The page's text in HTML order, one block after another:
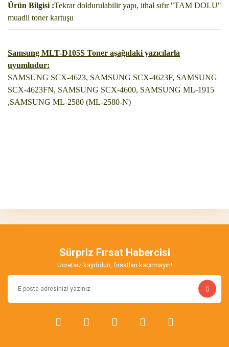
Ürün Bilgisi :Tekrar doldurulabilir yapı, ithal sıfır "TAM DOLU"
muadil toner kartuşu
Samsung MLT-D105S Toner aşağıdaki yazıcılarla
uyumludur:
SAMSUNG SCX-4623, SAMSUNG SCX-4623F, SAMSUNG
SCX-4623FN, SAMSUNG SCX-4600, SAMSUNG ML-1915
,SAMSUNG ML-2580 (ML-2580-N)
Yorum Yaz
Ürün bilgilerinde hatalar bulunuyor.
Ürün fiyatı diğer sitelerden daha pahalı.
Bu ürüne benzer farklı alternatifler olmalı.
Sürpriz Fırsat Habercisi
Ücretsiz kaydolun, fırsatları kaçırmayın!